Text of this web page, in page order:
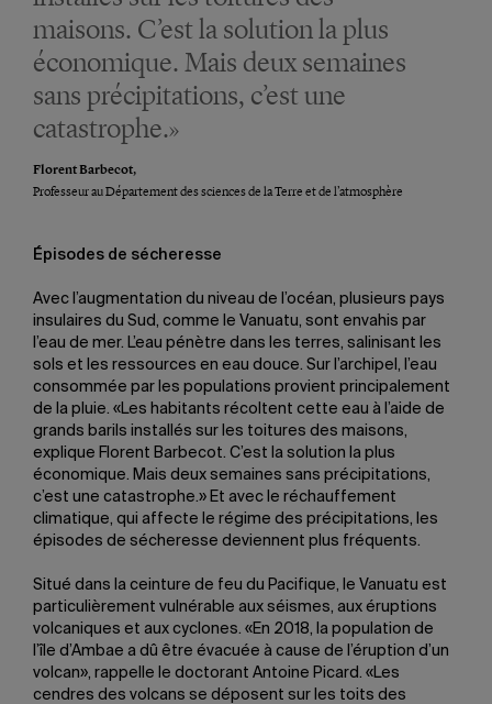
maisons. C’est la solution la plus
économique. Mais deux semaines
sans précipitations, c’est une
catastrophe.»
Florent Barbecot,
Professeur au Département des sciences de la Terre et de l’atmosphère
Épisodes de sécheresse
Avec l’augmentation du niveau de l’océan, plusieurs pays
insulaires du Sud, comme le Vanuatu, sont envahis par
l’eau de mer. L’eau pénètre dans les terres, salinisant les
sols et les ressources en eau douce. Sur l’archipel, l’eau
consommée par les populations provient principalement
de la pluie. «Les habitants récoltent cette eau à l’aide de
grands barils installés sur les toitures des maisons,
explique Florent Barbecot. C’est la solution la plus
économique. Mais deux semaines sans précipitations,
c’est une catastrophe.» Et avec le réchauffement
climatique, qui affecte le régime des précipitations, les
épisodes de sécheresse deviennent plus fréquents.
Situé dans la ceinture de feu du Pacifique, le Vanuatu est
particulièrement vulnérable aux séismes, aux éruptions
volcaniques et aux cyclones. «En 2018, la population de
l’île d’Ambae a dû être évacuée à cause de l’éruption d’un
volcan», rappelle le doctorant Antoine Picard. «Les
cendres des volcans se déposent sur les toits des